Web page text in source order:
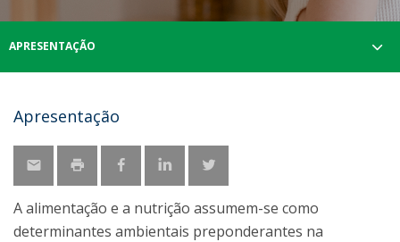
APRESENTAÇÃO
Apresentação
A alimentação e a nutrição assumem-se como
determinantes ambientais preponderantes na